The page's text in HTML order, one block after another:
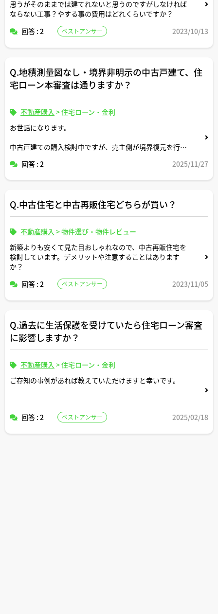
思うがそのままでは建てれないと思うのですがしなければ
ならない工事？やする事の費用はどれくらいですか？
回答 : 2
ベストアンサー 2023/10/13
Q.地積測量図なし・境界非明示の中古戸建て、住
宅ローン本審査は通りますか？
不動産購入 >住宅ローン・金利
お世話になります。
中古戸建ての購入検討中ですが、売主側が境界復元を行わ
たらないとのこと。
しますmm
回答 : 2 2025/11/27
Q.中古住宅と中古再販住宅どちらが買い？
不動産購入 >物件選び・物件レビュー
新築よりも安くて見た目おしゃれなので、中古再販住宅を
検討しています。デメリットや注意することはあります
か？
回答 : 2
ベストアンサー 2023/11/05
Q.過去に生活保護を受けていたら住宅ローン審査
に影響しますか？
不動産購入 >住宅ローン・金利
ご存知の事例があれば教えていただけますと幸いです。
回答 : 2 ベストアンサー 2025/02/18